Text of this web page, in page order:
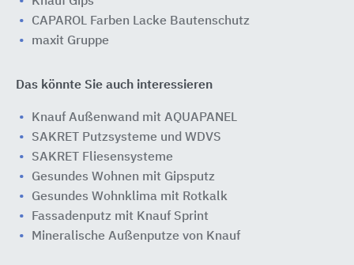
CAPAROL Farben Lacke Bautenschutz
maxit Gruppe
Das könnte Sie auch interessieren
Knauf Außenwand mit AQUAPANEL
SAKRET Putzsysteme und WDVS
SAKRET Fliesensysteme
Gesundes Wohnen mit Gipsputz
Gesundes Wohnklima mit Rotkalk
Fassadenputz mit Knauf Sprint
Mineralische Außenputze von Knauf